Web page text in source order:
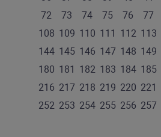
72
73 74 75 76 77
108 109 110 111 112 113
144 145 146 147 148 149
180 181 182 183 184 185
216 217 218 219 220 221
252 253 254 255 256 257